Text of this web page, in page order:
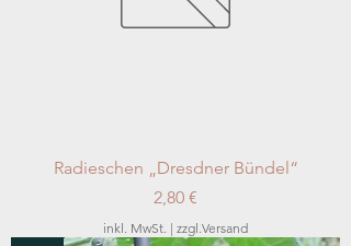
Radieschen „Dresdner Bündel“
Preis
2,80 €
inkl. MwSt. | zzgl.Versand